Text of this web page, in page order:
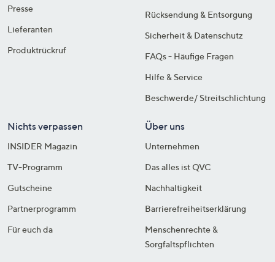
Presse
Lieferanten
Produktrückruf
Rücksendung & Entsorgung
Sicherheit & Datenschutz
FAQs - Häufige Fragen
Hilfe & Service
Beschwerde/ Streitschlichtung
Nichts verpassen
INSIDER Magazin
TV-Programm
Gutscheine
Partnerprogramm
Für euch da
Über uns
Unternehmen
Das alles ist QVC
Nachhaltigkeit
Barrierefreiheitserklärung
Menschenrechte &
Sorgfaltspflichten